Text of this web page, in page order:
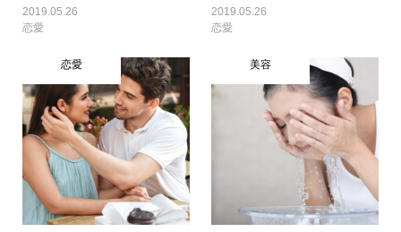
2019.05.26
恋愛
2019.05.26
恋愛
恋愛 美容